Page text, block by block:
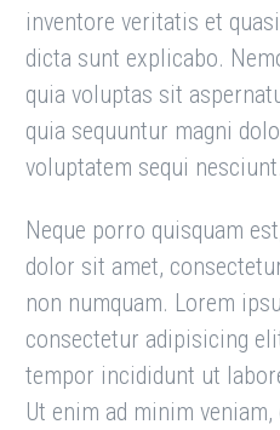
inventore veritatis et
dicta sunt explicabo.
quia voluptas sit
quia sequuntur magni
voluptatem sequi nesciunt.
Neque porro quisquam
dolor sit amet,
non numquam. Lorem
consectetur adipisicing
tempor incididunt ut
Ut enim ad minim